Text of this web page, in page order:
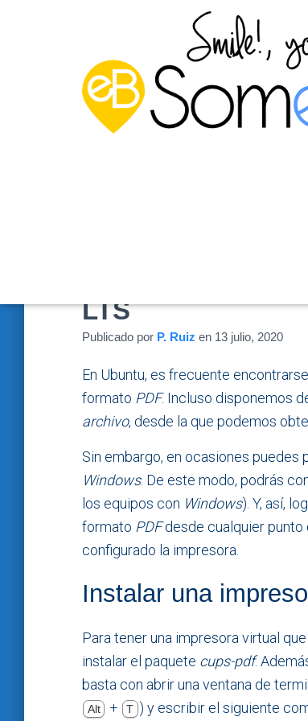
LTS
Publicado por P. Ruiz en 13 julio, 2020
En Ubuntu, es frecuente
formato PDF. Incluso disponemos
archivo, desde la que podemos
Sin embargo, en ocasiones puedes
Windows. De este modo, podrás
los equipos con Windows). Y, así,
formato PDFdesde cualquier punto
configurado la impresora.
Instalar una
Para tener una impresora virtual
instalar el paquete cups-pdf.
basta con abrir una ventana de
Alt + T ) y escribir el siguiente